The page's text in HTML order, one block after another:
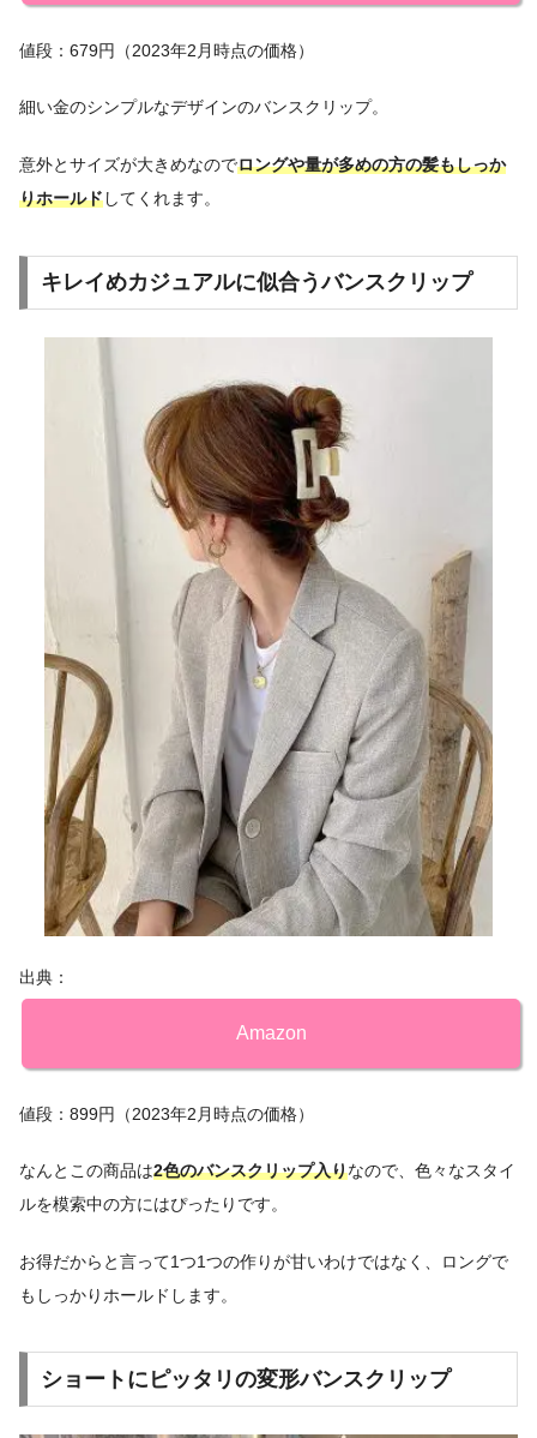
値段：679円（2023年2月時点の価格）
細い金のシンプルなデザインのバンスクリップ。
意外とサイズが大きめなのでロングや量が多めの方の髪もしっか
りホールドしてくれます。
キレイめカジュアルに似合うバンスクリップ
出典：
Amazon
値段：899円（2023年2月時点の価格）
なんとこの商品は2色のバンスクリップ入りなので、色々なスタイ
ルを模索中の方にはぴったりです。
お得だからと言って1つ1つの作りが甘いわけではなく、ロングで
もしっかりホールドします。
ショートにピッタリの変形バンスクリップ